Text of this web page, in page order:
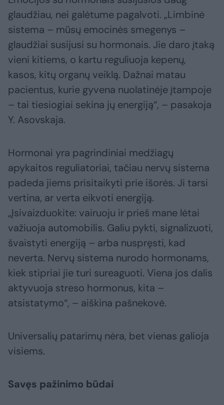
glaudžiau, nei galėtume pagalvoti. „Limbinė
sistema – mūsų emocinės smegenys –
glaudžiai susijusi su hormonais. Jie daro įtaką
vieni kitiems, o kartu reguliuoja kepenų,
kasos, kitų organų veiklą. Dažnai matau
pacientus, kurie gyvena nuolatinėje įtampoje
– tai tiesiogiai sekina jų energiją“, – pasakoja
Y. Asovskaja.
Hormonai yra pagrindiniai medžiagų
apykaitos reguliatoriai, tačiau nervų sistema
padeda jiems prisitaikyti prie išorės. Ji tarsi
vertina, ar verta eikvoti energiją.
„Įsivaizduokite: vairuoju ir prieš mane lėtai
važiuoja automobilis. Galiu pykti, signalizuoti,
švaistyti energiją – arba nuspręsti, kad
neverta. Nervų sistema nurodo hormonams,
kiek stipriai jie turi sureaguoti. Viena jos dalis
aktyvuoja streso hormonus, kita –
atsistatymo“, – aiškina pašnekovė.
Universalių patarimų nėra, bet vienas galioja
visiems.
Savęs pažinimo būdai